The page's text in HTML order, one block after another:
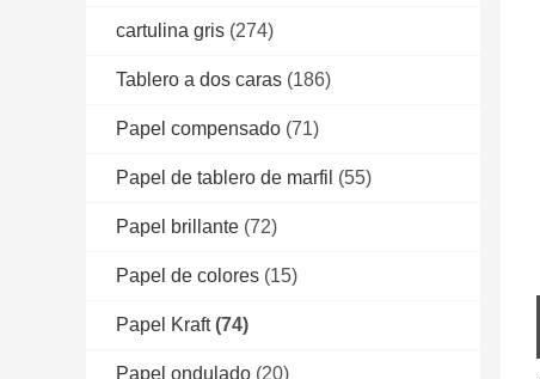
cartulina gris (274)
Tablero a dos caras (186)
Papel compensado (71)
Papel de tablero de marfil (55)
Papel brillante (72)
Papel de colores (15)
Papel Kraft (74)
Papel ondulado (20)